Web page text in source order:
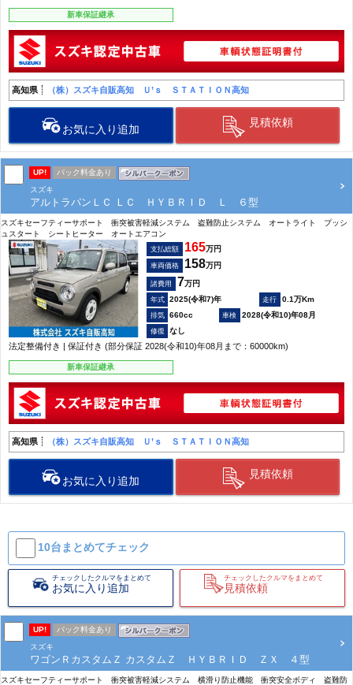
新車保証継承
高知県 （株）スズキ自販高知 Ｕ’ｓ ＳＴＡＴＩＯＮ高知
お気に入り追加
見積依頼
UP!
パック料金あり
スズキ
アルトラパンＬＣ ＬＣ ＨＹＢＲＩＤ Ｌ ６型
スズキセーフティーサポート 衝突被害軽減システム 盗難防止システム オートライト プッシ
ュスタート シートヒーター オートエアコン
支払総額 165万円
車両価格 158万円
諸費用 7万円
2025(令和7)年
0.1万Km
660cc
2028(令和10)年08月
なし
法定整備付き | 保証付き (部分保証 2028(令和10)年08月まで：60000km)
新車保証継承
高知県 （株）スズキ自販高知 Ｕ’ｓ ＳＴＡＴＩＯＮ高知
お気に入り追加
見積依頼
10台まとめてチェック
チェックしたクルマをまとめて
お気に入り追加
チェックしたクルマをまとめて
見積依頼
UP!
パック料金あり
スズキ
ワゴンＲカスタムＺ カスタムＺ ＨＹＢＲＩＤ ＺＸ ４型
スズキセーフティーサポート 衝突被害軽減システム 横滑り防止機能 衝突安全ボディ 盗難防